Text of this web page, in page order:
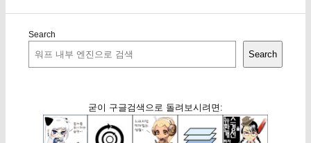
Search
Search
굳이 구글검색으로 돌려보시려면: